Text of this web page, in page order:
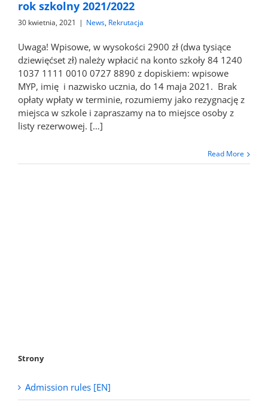
rok szkolny 2021/2022
30 kwietnia, 2021 | News, Rekrutacja
Uwaga! Wpisowe, w wysokości 2900 zł (dwa tysiące
dziewięćset zł) należy wpłacić na konto szkoły 84 1240
1037 1111 0010 0727 8890 z dopiskiem: wpisowe
MYP, imię i nazwisko ucznia, do 14 maja 2021. Brak
opłaty wpłaty w terminie, rozumiemy jako rezygnację z
miejsca w szkole i zapraszamy na to miejsce osoby z
listy rezerwowej. […]
Read More
Strony
Admission rules [EN]